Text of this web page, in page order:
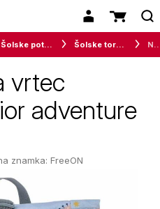
Šolske potrebščine Šolske torbe in nahrbtniki
vrtec
adventure
znamka: FreeON